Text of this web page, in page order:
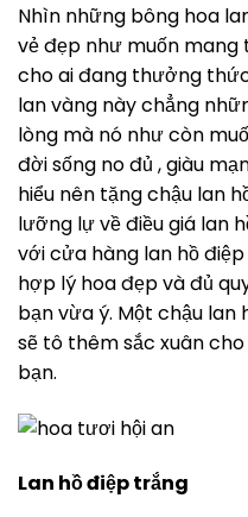
Nhìn những bông hoa
vẻ đẹp như muốn
cho ai đang thưởng
lan vàng này chẳng
lòng mà nó như còn
đời sống no đủ , giàu
hiểu nên tặng chậu lan
lưỡng lự về điều giá lan
với cửa hàng lan hồ
hợp lý hoa đẹp và đủ
bạn vừa ý. Một chậu
sẽ tô thêm sắc xuân
bạn.
Lan hồ điệp trắng